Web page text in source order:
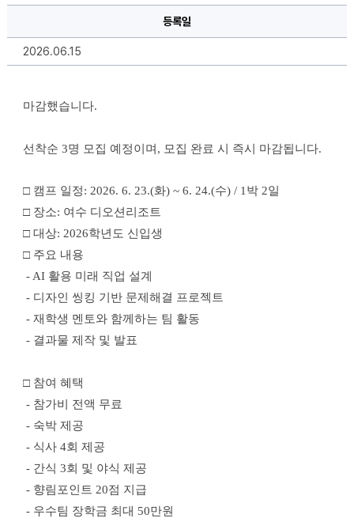
리
등록일
2026.06.15
마감했습니다.
선착순 3명 모집 예정이며 , 모집 완료 시 즉시 마감됩니다.
□ 캠프 일정: 2026. 6. 23.(화) ~ 6. 24.(수) / 1박 2일
□ 장소: 여수 디오션리조트
□ 대상: 2026학년도 신입생
□ 주요 내용
- AI 활용 미래 직업 설계
- 디자인 씽킹 기반 문제해결 프로젝트
- 재학생 멘토와 함께하는 팀 활동
- 결과물 제작 및 발표
□ 참여 혜택
- 참가비 전액 무료
- 숙박 제공
- 식사 4회 제공
- 간식 3회 및 야식 제공
- 향림포인트 20점 지급
- 우수팀 장학금 최대 50만원